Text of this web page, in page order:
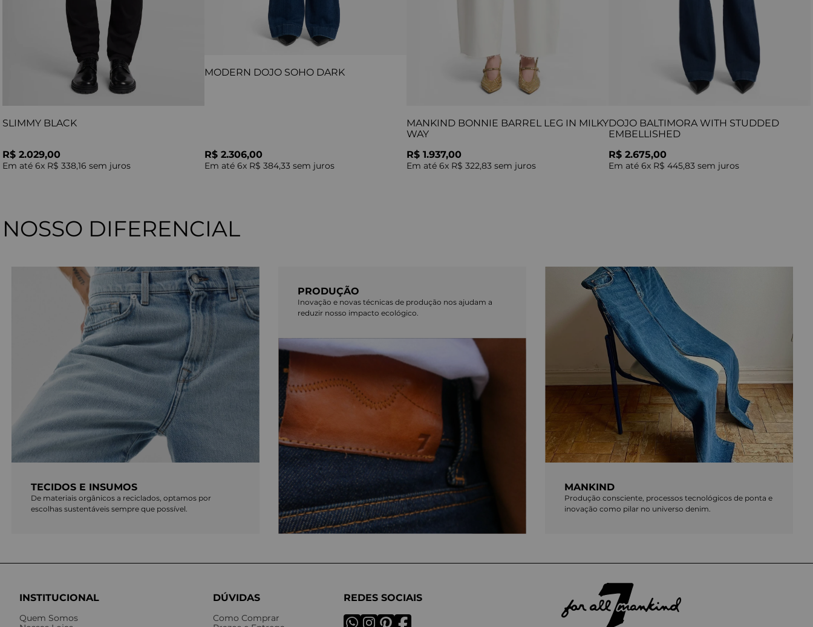
SLIMMY BLACK
R$ 2.029,00
Em até 6x R$ 338,16 sem juros
MODERN DOJO SOHO DARK
R$ 2.306,00
Em até 6x R$ 384,33 sem juros
MANKIND BONNIE BARREL LEG IN MILKY
WAY
R$ 1.937,00
Em até 6x R$ 322,83 sem juros
DOJO BALTIMORA WITH STUDDED
EMBELLISHED
R$ 2.675,00
Em até 6x R$ 445,83 sem juros
NOSSO DIFERENCIAL
TECIDOS E INSUMOS
De materiais orgânicos a reciclados, optamos por
escolhas sustentáveis sempre que possível.
PRODUÇÃO
Inovação e novas técnicas de produção nos ajudam a
reduzir nosso impacto ecológico.
MANKIND
Produção consciente, processos tecnológicos de ponta e
inovação como pilar no universo denim.
INSTITUCIONAL
Quem Somos
DÚVIDAS
Como Comprar
REDES SOCIAIS